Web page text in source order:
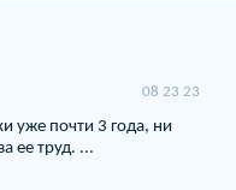
08 23 23
уже почти 3 года, ни
ее труд. ...